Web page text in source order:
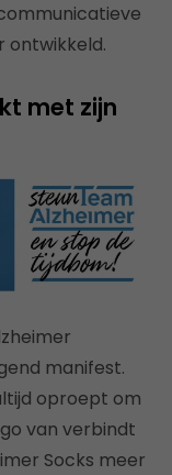
ontwikkeld.
met zijn
manifest.
oproept om
van verbindt
Socks meer